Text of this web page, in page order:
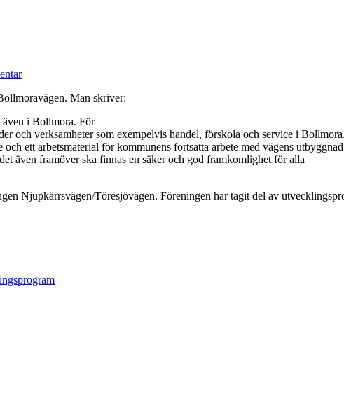
Man skriver:
även i Bollmora. För
och verksamheter som exempelvis handel, förskola och service i
ett arbetsmaterial för kommunens fortsatta arbete med vägens
även framöver ska finnas en säker och god framkomlighet för alla
Njupkärrsvägen/Töresjövägen. Föreningen har tagit del av